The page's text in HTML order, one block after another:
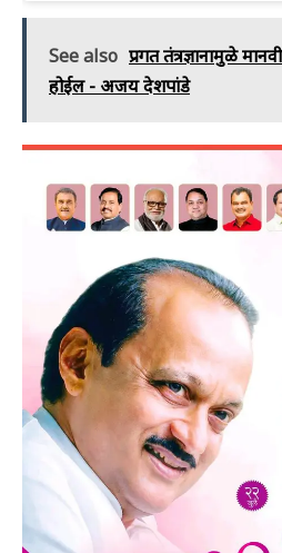
See also प्रगत तंत्रज्ञानामुळे
होईल - अजय देशपांडे